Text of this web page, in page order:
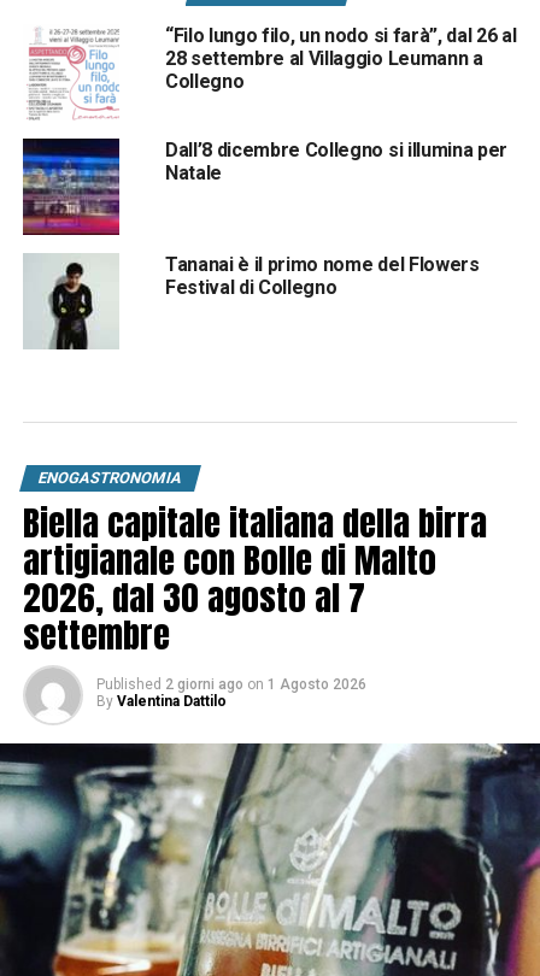
“Filo lungo filo, un nodo si farà”, dal 26 al
28 settembre al Villaggio Leumann a
Collegno
Dall’8 dicembre Collegno si illumina per
Natale
Tananai è il primo nome del Flowers
Festival di Collegno
ENOGASTRONOMIA
Biella capitale italiana della birra
artigianale con Bolle di Malto
2026, dal 30 agosto al 7
settembre
Published 2 giorni ago on 1 Agosto 2026
By Valentina Dattilo